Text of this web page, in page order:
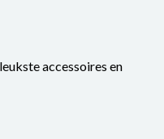
accessoires en